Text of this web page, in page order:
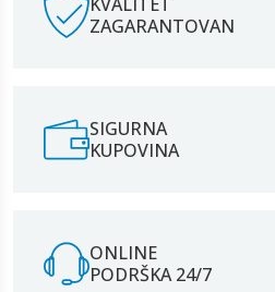
ZAGARANTOVAN
SIGURNA
KUPOVINA
ONLINE
PODRŠKA 24/7